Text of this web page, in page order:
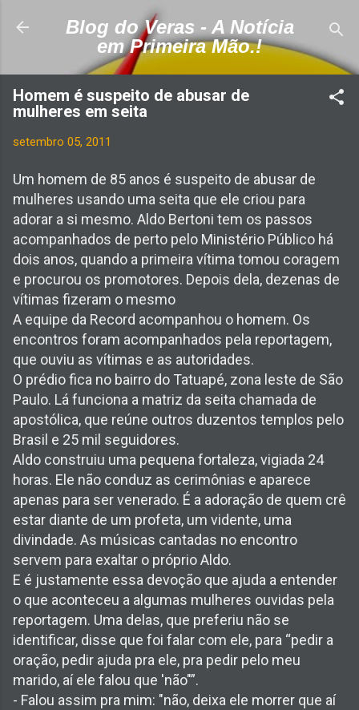
Pular para o conteúdo principal
Blog do Veras - A Notícia
em Primeira Mão.!
Homem é suspeito de abusar de
mulheres em seita
setembro 05, 2011
Um homem de 85 anos é suspeito de abusar de
mulheres usando uma seita que ele criou para
adorar a si mesmo. Aldo Bertoni tem os passos
acompanhados de perto pelo Ministério Público há
dois anos, quando a primeira vítima tomou coragem
e procurou os promotores. Depois dela, dezenas de
vítimas fizeram o mesmo
A equipe da Record acompanhou o homem. Os
encontros foram acompanhados pela reportagem,
que ouviu as vítimas e as autoridades.
O prédio fica no bairro do Tatuapé, zona leste de São
Paulo. Lá funciona a matriz da seita chamada de
apostólica, que reúne outros duzentos templos pelo
Brasil e 25 mil seguidores.
Aldo construiu uma pequena fortaleza, vigiada 24
horas. Ele não conduz as cerimônias e aparece
apenas para ser venerado. É a adoração de quem crê
estar diante de um profeta, um vidente, uma
divindade. As músicas cantadas no encontro
servem para exaltar o próprio Aldo.
E é justamente essa devoção que ajuda a entender
o que aconteceu a algumas mulheres ouvidas pela
reportagem. Uma delas, que preferiu não se
identificar, disse que foi falar com ele, para “pedir a
oração, pedir ajuda pra ele, pra pedir pelo meu
marido, aí ele falou que 'não"”.
- Falou assim pra mim: "não, deixa ele morrer que aí